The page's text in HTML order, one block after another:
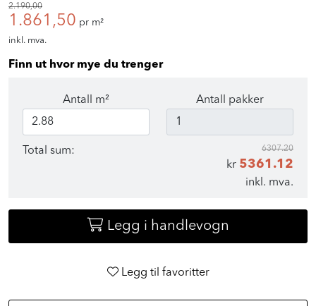
2.190,00
1.861,50 pr m²
inkl. mva.
Finn ut hvor mye du trenger
Antall m² Antall pakker
Total sum: 6307.20
kr 5361.12
inkl. mva.
Legg i handlevogn
Legg til favoritter